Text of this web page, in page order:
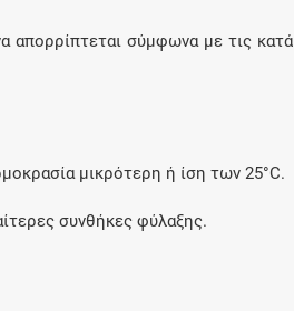
απορρίπτεται σύμφωνα με τις κατά
μικρότερη ή ίση των 25°C.
συνθήκες φύλαξης.